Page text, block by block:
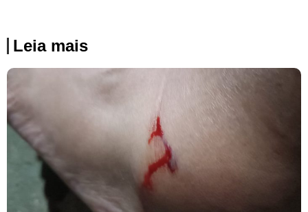
Leia mais